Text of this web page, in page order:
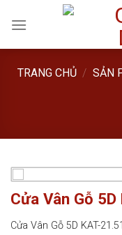
TRANG CHỦ / SẢN
Cửa Vân Gỗ
Cửa Vân Gỗ 5D KAT-